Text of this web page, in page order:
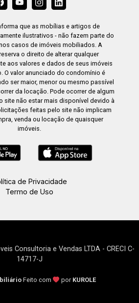
que as mobílias e artigos de
ilustrativos - não fazem parte do
casos de imóveis mobiliados. A
o direito de alterar qualquer
aos valores e dados de seus imóveis
O valor anunciado do condomínio é
ser maior, menor ou mesmo passível
da locação. Pode ocorrer de algum
site não estar mais disponível devido à
feitas pelo site não implicam
venda ou locação de quaisquer
imóveis.
de Privacidade
Termo de Uso
Consultoria e Vendas LTDA - CRECI C-
14717-J
Feito com por KUROLE